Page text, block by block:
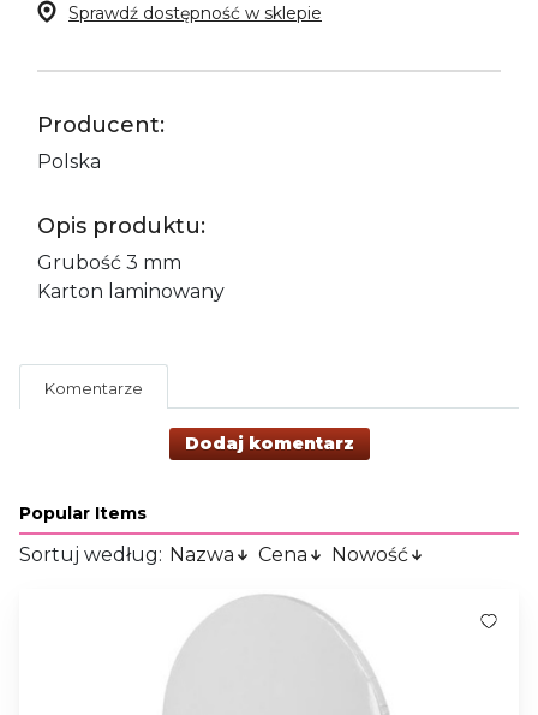
Sprawdź dostępność w sklepie
Producent:
Polska
Opis produktu:
Grubość 3 mm
Karton laminowany
Komentarze
Dodaj komentarz
Popular Items
Sortuj według: Nazwa Cena Nowość